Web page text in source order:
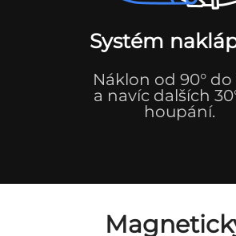
Systém
Náklon od 90° do
a navíc dalších
houpání.